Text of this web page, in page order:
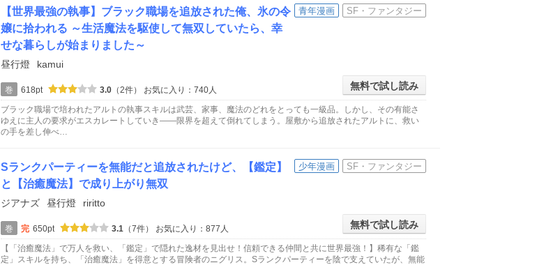
青年漫画 SF・ファンタジー
【世界最強の執事】ブラック職場を追放された俺、氷の令
嬢に拾われる ～生活魔法を駆使して無双していたら、幸
せな暮らしが始まりました～
昼行燈
kamui
無料で試し読み
巻 618pt 3.0 （2件）
お気に入り：740人
ブラック職場で培われたアルトの執事スキルは武芸、家事、魔法のどれをとっても一級品。しかし、その有能さ
ゆえに主人の要求がエスカレートしていき――限界を超えて倒れてしまう。屋敷から追放されたアルトに、救い
の手を差し伸べ…
少年漫画 SF・ファンタジー
Sランクパーティーを無能だと追放されたけど、【鑑定】
と【治癒魔法】で成り上がり無双
ジアナズ 昼行燈
riritto
無料で試し読み
巻 完 650pt 3.1 （7件）
お気に入り：877人
【「治癒魔法」で万人を救い、「鑑定」で隠れた逸材を見出せ！信頼できる仲間と共に世界最強！】稀有な「鑑
定」スキルを持ち、「治癒魔法」を得意とする冒険者のニグリス。Sランクパーティーを陰で支えていたが、無能